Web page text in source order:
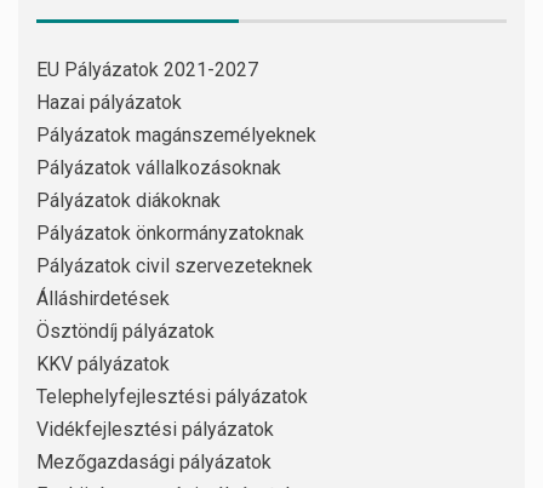
EU Pályázatok 2021-2027
Hazai pályázatok
Pályázatok magánszemélyeknek
Pályázatok vállalkozásoknak
Pályázatok diákoknak
Pályázatok önkormányzatoknak
Pályázatok civil szervezeteknek
Álláshirdetések
Ösztöndíj pályázatok
KKV pályázatok
Telephelyfejlesztési pályázatok
Vidékfejlesztési pályázatok
Mezőgazdasági pályázatok